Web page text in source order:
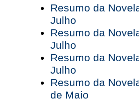
Resumo da
Julho
Resumo da
Julho
Resumo da
Julho
Resumo da
de Maio